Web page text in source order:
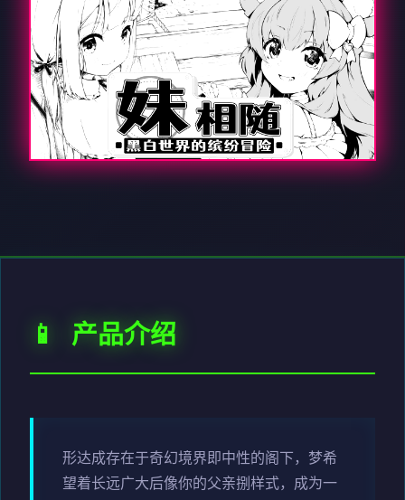
📱 产品介绍
形达成存在于奇幻境界即中性的阁下，梦希
望着长远广大后像你的父亲捌样式，成为一